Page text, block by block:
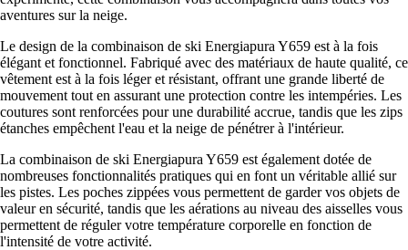
aventures sur la neige.
Le design de la combinaison de ski Energiapura Y659 est à la fois
élégant et fonctionnel. Fabriqué avec des matériaux de haute qualité, ce
vêtement est à la fois léger et résistant, offrant une grande liberté de
mouvement tout en assurant une protection contre les intempéries. Les
coutures sont renforcées pour une durabilité accrue, tandis que les zips
étanches empêchent l'eau et la neige de pénétrer à l'intérieur.
La combinaison de ski Energiapura Y659 est également dotée de
nombreuses fonctionnalités pratiques qui en font un véritable allié sur
les pistes. Les poches zippées vous permettent de garder vos objets de
valeur en sécurité, tandis que les aérations au niveau des aisselles vous
permettent de réguler votre température corporelle en fonction de
l'intensité de votre activité.